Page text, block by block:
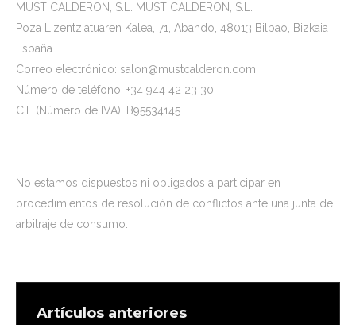
MUST CALDERON, S.L. MUST CALDERON, S.L.
Poza Lizentziatuaren Kalea, 71, Abando, 48013 Bilbao, Bizkaia
España
Correo electrónico: salon@mustcalderon.com
Número de teléfono: +34 944 42 23 30
CIF (Número de IVA): B95534145
No estamos dispuestos ni obligados a participar en
procedimientos de resolución de conflictos ante una junta de
arbitraje de consumo.
Artículos anteriores